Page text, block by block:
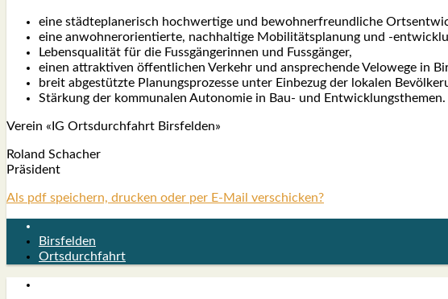
eine städ­te­pla­ne­risch hoch­wer­ti­ge und bewoh­ner­freund­li­che
eine anwohn­er­ori­en­tier­te, nach­hal­ti­ge Mobi­li­täts­pla­nung und
Lebens­qua­li­tät für die Fuss­gän­ge­rin­nen und Fuss­gän­ger,
einen attrak­ti­ven öffent­li­chen Ver­kehr und anspre­chen­de Velo­we­ge in
breit abge­stütz­te Pla­nungs­pro­zes­se unter Ein­be­zug der loka­len
Stär­kung der kom­mu­na­len Auto­no­mie in Bau- und Ent­wick­lungs­the­men.
Ver­ein «IG Orts­durch­fahrt Birs­fel­den»
Roland Scha­cher
Prä­si­dent
Als pdf speichern, drucken oder per E-Mail verschicken?
Birsfelden
Ortsdurchfahrt